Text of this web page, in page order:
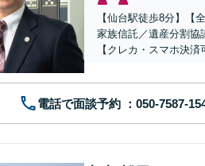
【仙台駅徒歩8分】【
家族信託／遺産分割協
【クレカ・スマホ決済
電話で面談予約